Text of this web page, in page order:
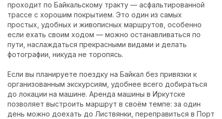
проходит по Байкальскому тракту — асфальтированной
трассе с хорошим покрытием. Это один из самых
простых, удобных и живописных маршрутов, особенно
если ехать своим ходом — можно останавливаться по
пути, наслаждаться прекрасными видами и делать
фотографии, никуда не торопясь.
Если вы планируете поездку на Байкал без привязки к
организованным экскурсиям, удобнее всего добираться
до локации на машине. Аренда машины в Иркутске
позволяет выстроить маршрут в своём темпе: за один
день можно доехать до Листвянки, переправиться в Порт